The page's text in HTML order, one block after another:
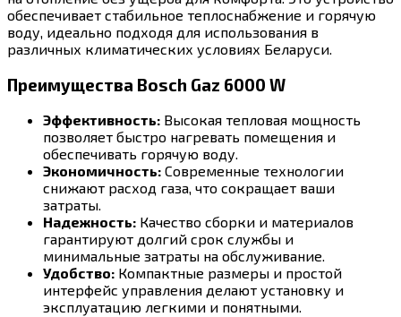
обеспечивает стабильное теплоснабжение и горячую
воду, идеально подходя для использования в
различных климатических условиях Беларуси.
Преимущества Bosch Gaz 6000 W
Эффективность: Высокая тепловая мощность
позволяет быстро нагревать помещения и
обеспечивать горячую воду.
Экономичность: Современные технологии
снижают расход газа, что сокращает ваши
затраты.
Надежность: Качество сборки и материалов
гарантируют долгий срок службы и
минимальные затраты на обслуживание.
Удобство: Компактные размеры и простой
интерфейс управления делают установку и
эксплуатацию легкими и понятными.